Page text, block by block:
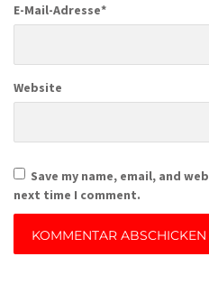
E-Mail-Adresse*
Website
Save my name, email, and
next time I comment.